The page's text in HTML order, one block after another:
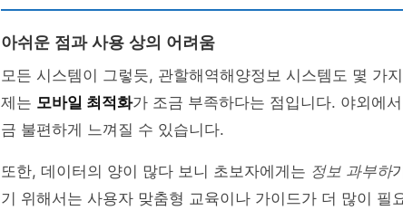
아쉬운 점과 사용 상의 어려움
모든 시스템이 그렇듯, 관할해역해양정보 시스템도 몇 가
제는 모바일 최적화가 조금 부족하다는 점입니다. 야외에
금 불편하게 느껴질 수 있습니다.
또한, 데이터의 양이 많다 보니 초보자에게는 정보 과부하
기 위해서는 사용자 맞춤형 교육이나 가이드가 더 많이 필